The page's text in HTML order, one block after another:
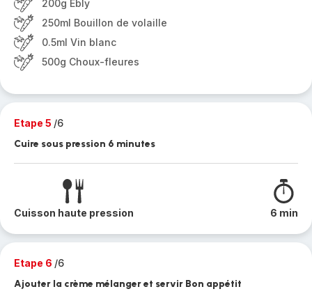
200g Ebly
250ml Bouillon de volaille
0.5ml Vin blanc
500g Choux-fleures
Etape 5 /6
Cuire sous pression 6 minutes
Cuisson haute pression 6 min
Etape 6 /6
Ajouter la crème mélanger et servir Bon appétit